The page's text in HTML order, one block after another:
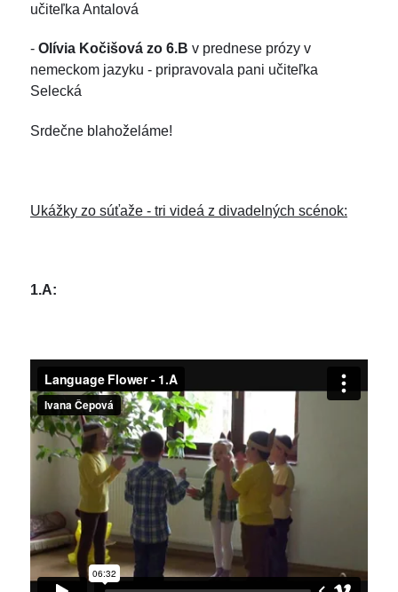
učiteľka Antalová
- Olívia Kočišová zo 6.B v prednese prózy v
nemeckom jazyku - pripravovala pani učiteľka
Selecká
Srdečne blahoželáme!
Ukážky zo súťaže - tri videá z divadelných scénok:
1.A: